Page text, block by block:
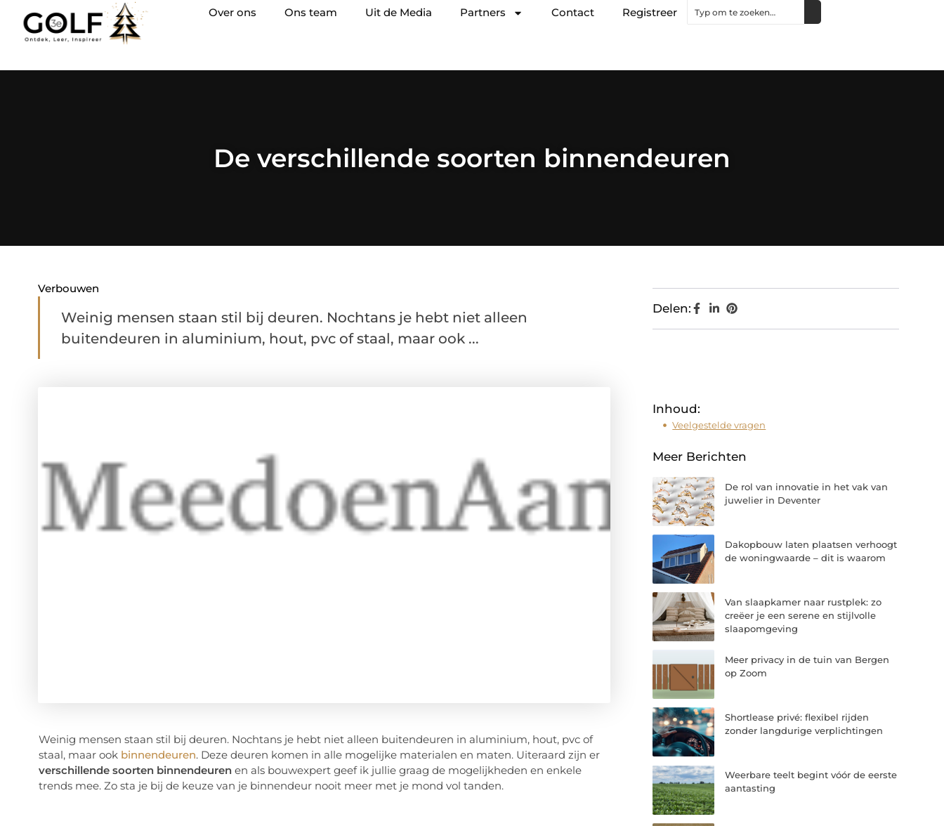
Over ons Ons team Uit de Media Partners Contact Registreer
De verschillende soorten binnendeuren
Verbouwen
Weinig mensen staan stil bij deuren. Nochtans je hebt niet alleen
buitendeuren in aluminium, hout, pvc of staal, maar ook ...
Weinig mensen staan stil bij deuren. Nochtans je hebt niet alleen buitendeuren in aluminium, hout, pvc of
staal, maar ook binnendeuren. Deze deuren komen in alle mogelijke materialen en maten. Uiteraard zijn er
verschillende soorten binnendeurenen als bouwexpert geef ik jullie graag de mogelijkheden en enkele
trends mee. Zo sta je bij de keuze van je binnendeur nooit meer met je mond vol tanden.
Delen:
Inhoud:
Veelgestelde vragen
Meer Berichten
De rol van innovatie in het vak van
juwelier in Deventer
Dakopbouw laten plaatsen verhoogt
de woningwaarde – dit is waarom
Van slaapkamer naar rustplek: zo
creëer je een serene en stijlvolle
slaapomgeving
Meer privacy in de tuin van Bergen
op Zoom
Shortlease privé: flexibel rijden
zonder langdurige verplichtingen
Weerbare teelt begint vóór de eerste
aantasting